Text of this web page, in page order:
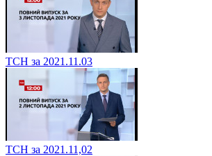
ТСН за 2021.11.03
ТСН за 2021.11,02